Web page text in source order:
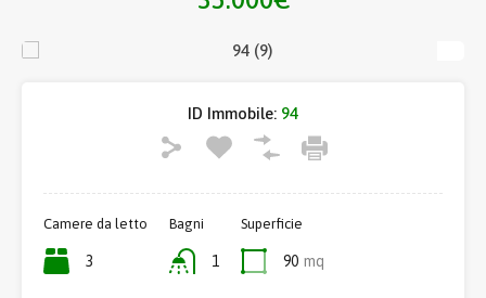
ID Immobile: 94
Camere da letto
3
Bagni
1
Superficie
90 mq